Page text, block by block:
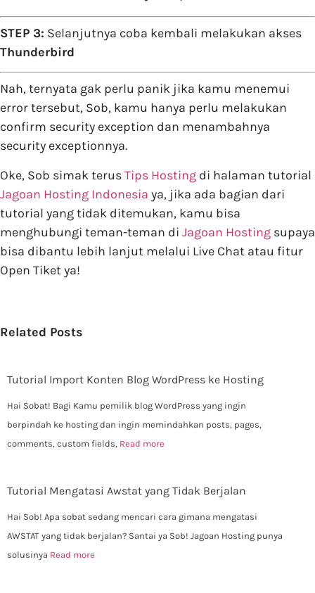
STEP 3: Selanjutnya coba kembali melakukan akses
Thunderbird
Nah, ternyata gak perlu panik jika kamu menemui
error tersebut, Sob, kamu hanya perlu melakukan
confirm security exception dan menambahnya
security exceptionnya.
Oke, Sob simak terusTips Hosting di halaman tutorial
Jagoan Hosting Indonesia ya, jika ada bagian dari
tutorial yang tidak ditemukan, kamu bisa
menghubungi teman-teman di Jagoan Hosting supaya
bisa dibantu lebih lanjut melalui Live Chat atau fitur
Open Tiket ya!
Related Posts
Tutorial Import Konten Blog WordPress ke Hosting
Hai Sobat! Bagi Kamu pemilik blog WordPress yang ingin
berpindah ke hosting dan ingin memindahkan posts, pages,
comments, custom fields, Read more
Tutorial Mengatasi Awstat yang Tidak Berjalan
Hai Sob! Apa sobat sedang mencari cara gimana mengatasi
AWSTAT yang tidak berjalan? Santai ya Sob! Jagoan Hosting punya
solusinya Read more